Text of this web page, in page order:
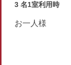
3 名1室利用時
お一人様